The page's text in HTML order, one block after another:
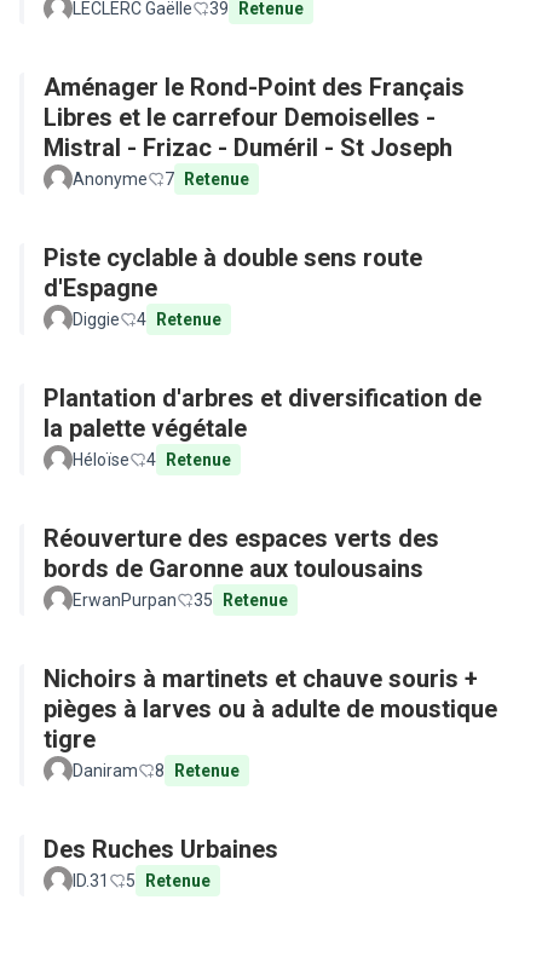
LECLERC Gaëlle 39 Retenue
Aménager le Rond-Point des Français
Libres et le carrefour Demoiselles -
Mistral - Frizac - Duméril - St Joseph
Anonyme 7 Retenue
Piste cyclable à double sens route
d'Espagne
Diggie 4 Retenue
Plantation d'arbres et diversification de
la palette végétale
Héloïse 4 Retenue
Réouverture des espaces verts des
bords de Garonne aux toulousains
ErwanPurpan 35 Retenue
Nichoirs à martinets et chauve souris +
pièges à larves ou à adulte de moustique
tigre
Daniram 8 Retenue
Des Ruches Urbaines
ID.31 5 Retenue